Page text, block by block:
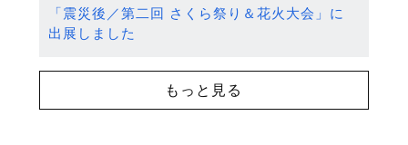
「震災後／第二回 さくら祭り＆花火大会」に
出展しました
もっと見る